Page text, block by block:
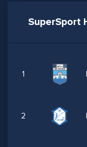
SuperSport
1
2